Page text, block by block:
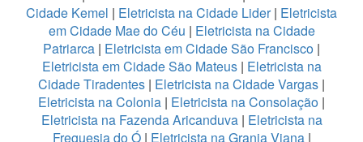
Cidade Kemel | Eletricista na Cidade Lider| Eletricista
em Cidade Mae do Céu | Eletricista na Cidade
Patriarca | Eletricista em Cidade São Francisco |
Eletricista em Cidade São Mateus| Eletricista na
Cidade Tiradentes | Eletricista na Cidade Vargas |
Eletricista na Colonia | Eletricista na Consolação |
Eletricista na Fazenda Aricanduva| Eletricista na
Freguesia do Ó| Eletricista na Granja Viana|